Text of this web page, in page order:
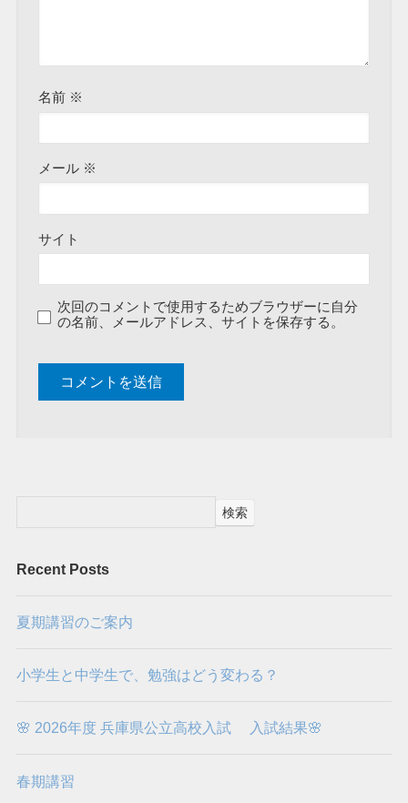
名前 ※
メール ※
サイト
次回のコメントで使用するためブラウザーに自分
の名前、メールアドレス、サイトを保存する。
検索
Recent Posts
夏期講習のご案内
小学生と中学生で、勉強はどう変わる？
🌸 2026年度 兵庫県公立高校入試 入試結果🌸
春期講習